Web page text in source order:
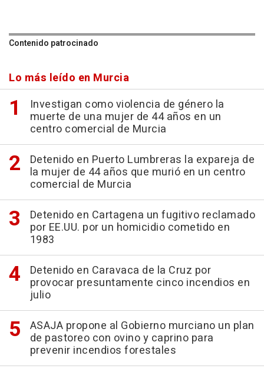
Contenido patrocinado
Lo más leído en Murcia
Investigan como violencia de género la
muerte de una mujer de 44 años en un
centro comercial de Murcia
Detenido en Puerto Lumbreras la expareja de
la mujer de 44 años que murió en un centro
comercial de Murcia
Detenido en Cartagena un fugitivo reclamado
por EE.UU. por un homicidio cometido en
1983
Detenido en Caravaca de la Cruz por
provocar presuntamente cinco incendios en
julio
ASAJA propone al Gobierno murciano un plan
de pastoreo con ovino y caprino para
prevenir incendios forestales